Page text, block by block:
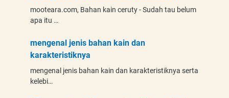
mooteara.com, Bahan kain ceruty - Sudah tau belum
apa itu …
mengenal jenis bahan kain dan
karakteristiknya
mengenal jenis bahan kain dan karakteristiknya serta
kelebi…